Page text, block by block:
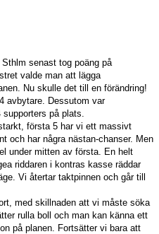
senast tog poäng på
valde man att lägga
Nu skulle det till en förändring!
avbytare. Dessutom var
på plats.
första 5 har vi ett massivt
och har några nästan-chanser. Men
under mitten av första. En helt
riddaren i kontras kasse räddar
Vi återtar taktpinnen och går till
med skillnaden att vi måste söka
rulla boll och man kan känna ett
på planen. Fortsätter vi bara att